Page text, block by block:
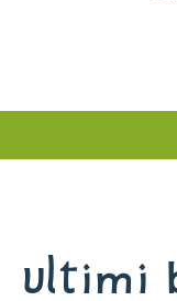
Ultimi